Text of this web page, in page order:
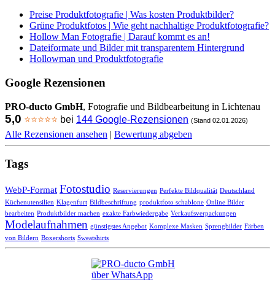
Preise Produktfotografie | Was kosten Produktbilder?
Grüne Produktfotos | Wie geht nachhaltige Produktfotografie?
Hollow Man Fotografie | Darauf kommt es an!
Dateiformate und Bilder mit transparentem Hintergrund
Hollowman und Produktfotografie
Google Rezensionen
PRO-ducto GmbH, Fotografie und Bildbearbeitung in Lichtenau
5,0 ⭐⭐⭐⭐⭐ bei 144 Google-Rezensionen (Stand 02.01.2026)
Alle Rezensionen ansehen | Bewertung abgeben
Tags
WebP-Format Fotostudio Reservierungen Perfekte Bildqualität Deutschland
Küchenutensilien Klagenfurt Bildbeschriftung produktfoto schablone Online Bilder
bearbeiten Produktbilder machen exakte Farbwiedergabe Verkaufsverpackungen
Modelaufnahmen günstigstes Angebot Komplexe Masken Sprengbilder Färben
von Bildern Boxershorts Sweatshirts